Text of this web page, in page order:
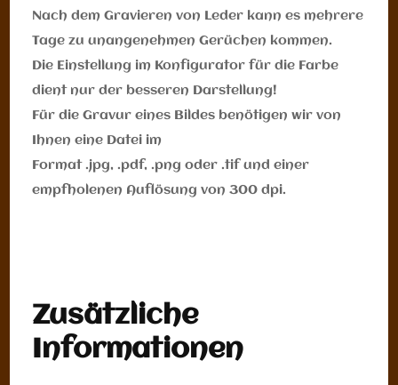
Nach dem Gravieren von Leder kann es mehrere
Tage zu unangenehmen Gerüchen kommen.
Die Einstellung im Konfigurator für die Farbe
dient nur der besseren Darstellung!
Für die Gravur eines Bildes benötigen wir von
Ihnen eine Datei im
Format .jpg, .pdf, .png oder .tif und einer
empfholenen Auflösung von 300 dpi.
Zusätzliche
Informationen